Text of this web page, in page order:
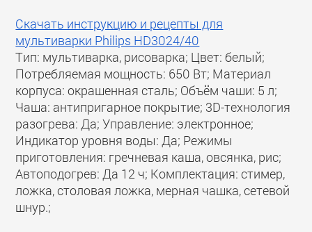
Скачать инструкцию и рецепты для
мультиварки Philips HD3024/40
Тип: мультиварка, рисоварка; Цвет: белый;
Потребляемая мощность: 650 Вт; Материал
корпуса: окрашенная сталь; Объём чаши: 5 л;
Чаша: антипригарное покрытие; 3D-технология
разогрева: Да; Управление: электронное;
Индикатор уровня воды: Да; Режимы
приготовления: гречневая каша, овсянка, рис;
Автоподогрев: Да 12 ч; Комплектация: стимер,
ложка, столовая ложка, мерная чашка, сетевой
шнур.;